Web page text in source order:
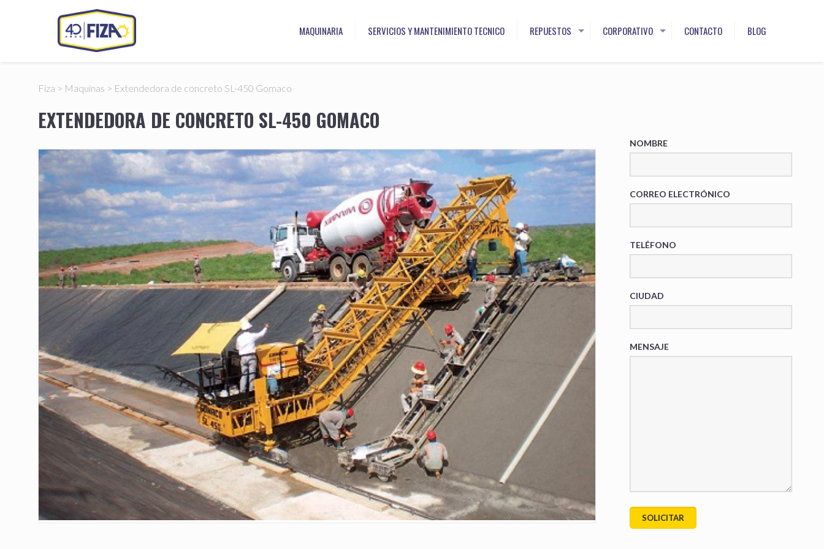
MAQUINARIA SERVICIOS Y MANTENIMIENTO TECNICO REPUESTOS CORPORATIVO CONTACTO BLOG
Fiza > Maquinas > Extendedora de concreto SL-450 Gomaco
EXTENDEDORA DE CONCRETO SL-450 GOMACO
NOMBRE
CORREO ELECTRÓNICO
TELÉFONO
CIUDAD
MENSAJE